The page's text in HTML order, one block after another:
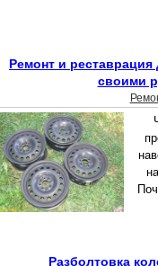
Ремонт и
своими
Разболтовка